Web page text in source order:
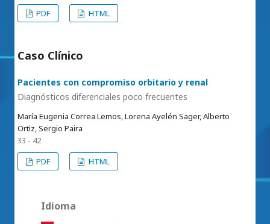
PDF
HTML
Caso Clínico
Pacientes con compromiso orbitario y renal
Diagnósticos diferenciales poco frecuentes
María Eugenia Correa Lemos, Lorena Ayelén Sager, Alberto
Ortiz, Sergio Paira
33 - 42
PDF
HTML
Idioma